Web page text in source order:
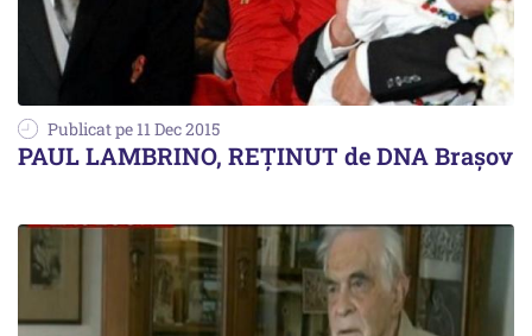
Publicat pe 11 Dec 2015
PAUL LAMBRINO, REȚINUT de DNA Brașov